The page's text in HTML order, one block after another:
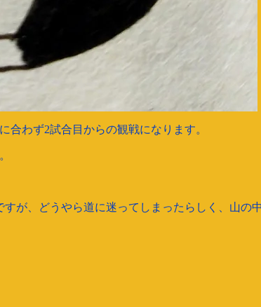
合わず2試合目からの観戦になります。
が、どうやら道に迷ってしまったらしく、山の